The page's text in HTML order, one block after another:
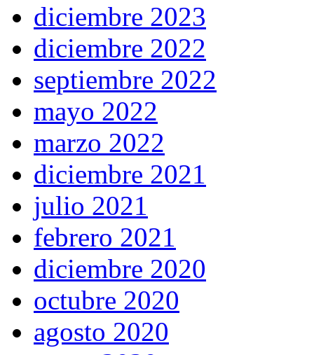
diciembre 2023
diciembre 2022
septiembre 2022
mayo 2022
marzo 2022
diciembre 2021
julio 2021
febrero 2021
diciembre 2020
octubre 2020
agosto 2020